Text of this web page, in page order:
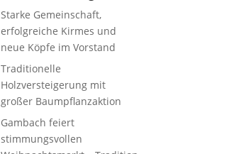
Starke Gemeinschaft,
erfolgreiche Kirmes und
neue Köpfe im Vorstand
Traditionelle
Holzversteigerung mit
großer Baumpflanzaktion
Gambach feiert
stimmungsvollen